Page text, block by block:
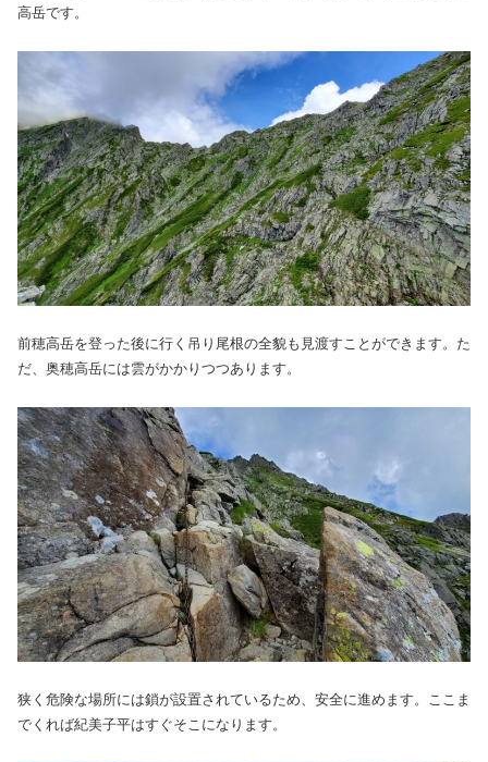
高岳です。
前穂高岳を登った後に行く吊り尾根の全貌も見渡すことができます。た
だ、奥穂高岳には雲がかかりつつあります。
狭く危険な場所には鎖が設置されているため、安全に進めます。ここま
でくれば紀美子平はすぐそこになります。